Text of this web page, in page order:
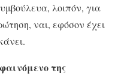
λοιπόν, για
ναι, εφόσον έχει
της